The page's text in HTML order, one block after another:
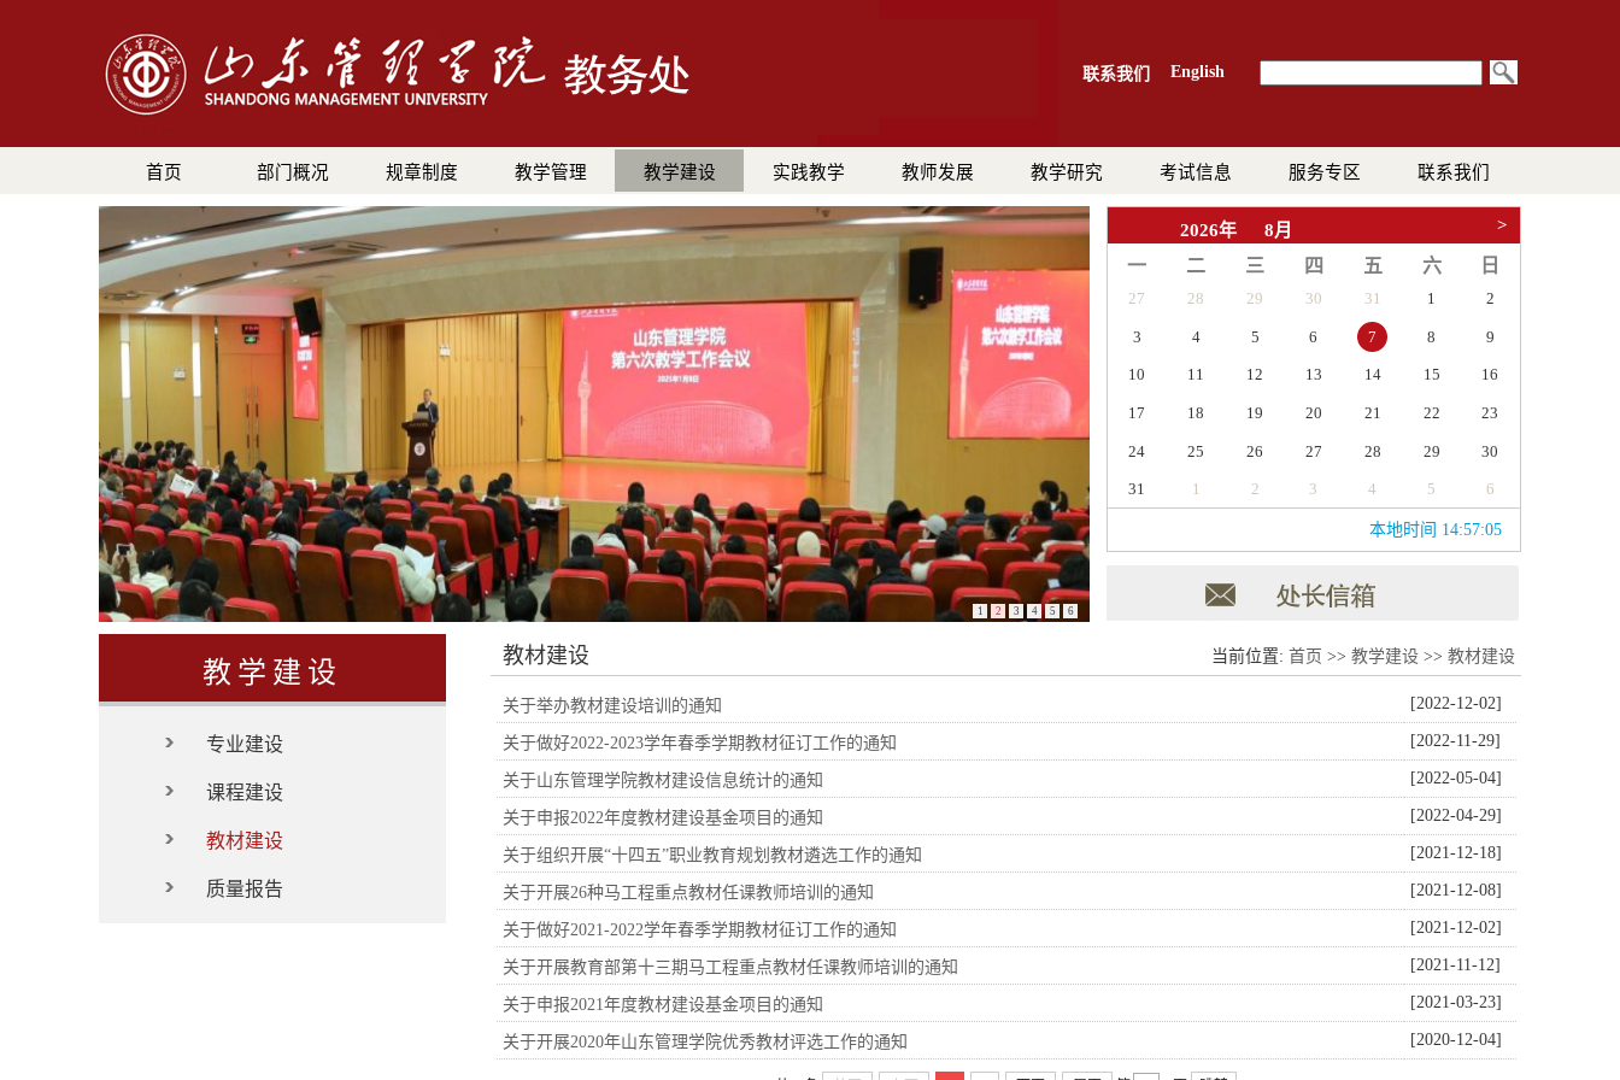
联系我们 English
首页 部门概况 规章制度 教学管理 教学建设 实践教学 教师发展 教学研究 考试信息 服务专区 联系我们
1 2 3 4 5 6
2026年 8月 >
一 二 三 四 五 六 日
27 28 29 30 31 1 2
3 4 5 6 7 8 9
10 11 12 13 14 15 16
17 18 19 20 21 22 23
24 25 26 27 28 29 30
31 1 2 3 4 5 6
本地时间 14:57:06
教学建设
专业建设
课程建设
教材建设
质量报告
教材建设 当前位置: 首页 >> 教学建设 >> 教材建设
关于举办教材建设培训的通知 [2022-12-02]
关于做好2022-2023学年春季学期教材征订工作的通知 [2022-11-29]
关于山东管理学院教材建设信息统计的通知 [2022-05-04]
关于申报2022年度教材建设基金项目的通知 [2022-04-29]
关于组织开展“十四五”职业教育规划教材遴选工作的通知 [2021-12-18]
关于开展26种马工程重点教材任课教师培训的通知 [2021-12-08]
关于做好2021-2022学年春季学期教材征订工作的通知 [2021-12-02]
关于开展教育部第十三期马工程重点教材任课教师培训的通知 [2021-11-12]
关于申报2021年度教材建设基金项目的通知 [2021-03-23]
关于开展2020年山东管理学院优秀教材评选工作的通知 [2020-12-04]